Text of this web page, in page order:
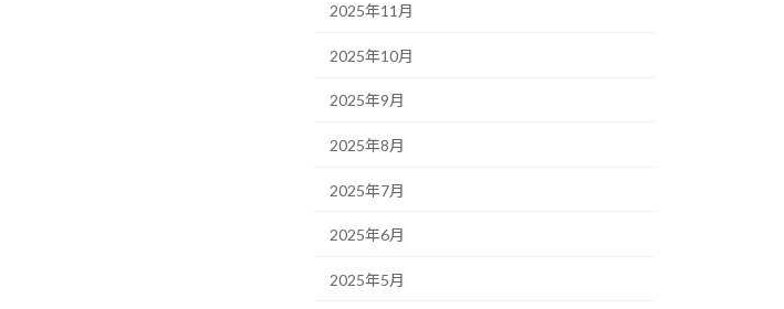
2025年11月
2025年10月
2025年9月
2025年8月
2025年7月
2025年6月
2025年5月